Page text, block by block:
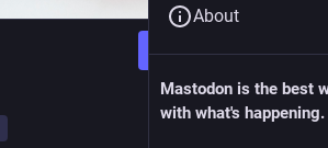
Follow
About
Mastodon is the best
with what's happening.